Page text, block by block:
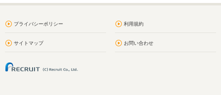
プライバシーポリシー 利用規約
サイトマップ お問い合わせ